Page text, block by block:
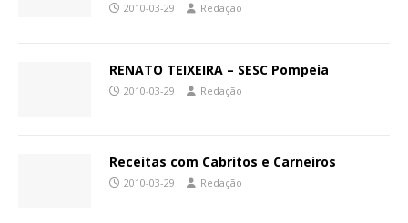
2010-03-29 Redação
RENATO TEIXEIRA – SESC Pompeia
2010-03-29 Redação
Receitas com Cabritos e Carneiros
2010-03-29 Redação